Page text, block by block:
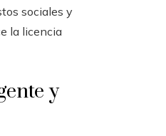
sociales y
la licencia
y